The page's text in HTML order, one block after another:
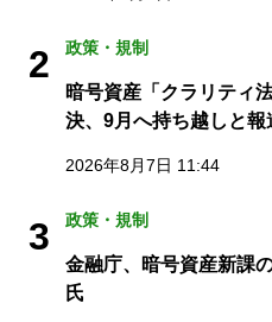
2 政策・規制
暗号資産「クラリティ
決、9月へ持ち越しと報
2026年8月7日 11:44
3 政策・規制
金融庁、暗号資産新課
氏